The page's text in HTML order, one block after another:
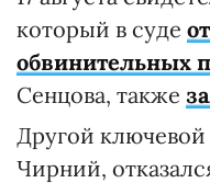
который в суде
обвинительных
Сенцова, также
Другой ключевой
Чирний,